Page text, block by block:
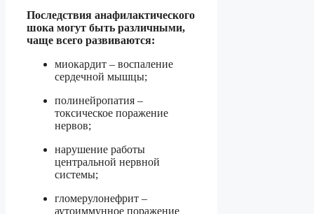
Последствия анафилактического
шока могут быть различными,
чаще всего развиваются:
миокардит – воспаление
сердечной мышцы;
полинейропатия –
токсическое поражение
нервов;
нарушение работы
центральной нервной
системы;
гломерулонефрит –
аутоиммунное поражение